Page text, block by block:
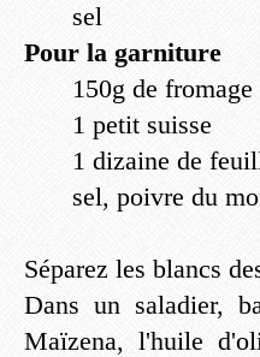
sel
Pour la garniture
150g de
1 petit suisse
1 dizaine de
sel, poivre du
Séparez les blancs
Dans un saladier,
Maïzena, l'huile